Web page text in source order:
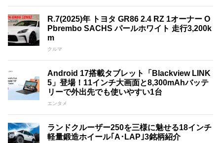
R.7(2025)年 トヨタ GR86 2.4 RZ 1オーナー O
Pbrembo SACHS パールホワイト 走行3,200k
m
クルマ
Android 17搭載タブレット「Blackview LINK
5」登場！11インチ大画面と8,300mAhバッテ
リーで外出先でも使いやすい1台
エンタメ
ランドクルーザー250を三様に魅せる18インチ
軽量鍛造ホイール｢A･LAP｣3銘柄紹介